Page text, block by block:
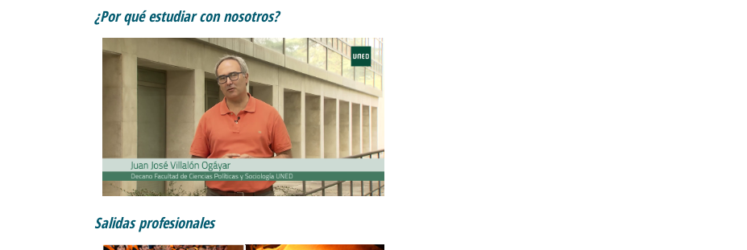
¿Por qué estudiar con nosotros?
Salidas profesionales